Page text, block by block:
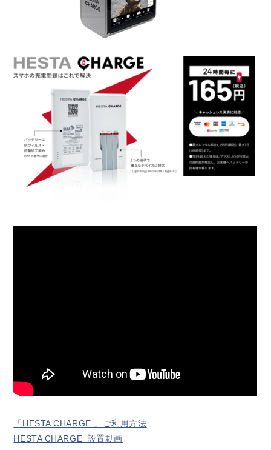
「HESTA CHARGE 」ご利用方法
HESTA CHARGE_設置動画